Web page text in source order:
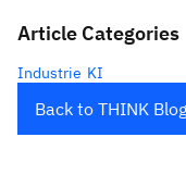
Article Categories
Industrie KI
Back to THINK Blog